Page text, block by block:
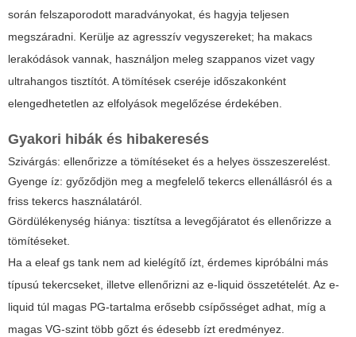
során felszaporodott maradványokat, és hagyja teljesen
megszáradni. Kerülje az agresszív vegyszereket; ha makacs
lerakódások vannak, használjon meleg szappanos vizet vagy
ultrahangos tisztítót. A tömítések cseréje időszakonként
elengedhetetlen az elfolyások megelőzése érdekében.
Gyakori hibák és hibakeresés
Szivárgás: ellenőrizze a tömítéseket és a helyes összeszerelést.
Gyenge íz: győződjön meg a megfelelő tekercs ellenállásról és a
friss tekercs használatáról.
Gördülékenység hiánya: tisztítsa a levegőjáratot és ellenőrizze a
tömítéseket.
Ha a eleaf gs tank nem ad kielégítő ízt, érdemes kipróbálni más
típusú tekercseket, illetve ellenőrizni az e-liquid összetételét. Az e-
liquid túl magas PG-tartalma erősebb csípősséget adhat, míg a
magas VG-szint több gőzt és édesebb ízt eredményez.